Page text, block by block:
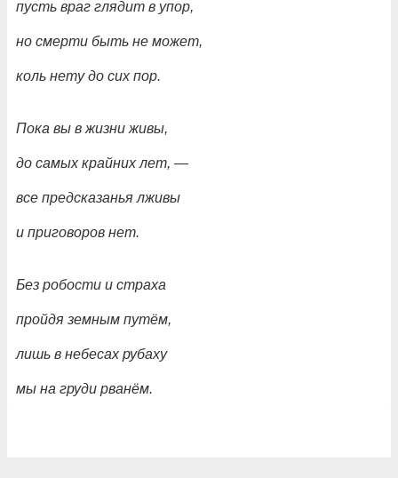
пусть враг глядит в упор,
но смерти быть не может,
коль нету до сих пор.
Пока вы в жизни живы,
до самых крайних лет, —
все предсказанья лживы
и приговоров нет.
Без робости и страха
пройдя земным путём,
лишь в небесах рубаху
мы на груди рванём.